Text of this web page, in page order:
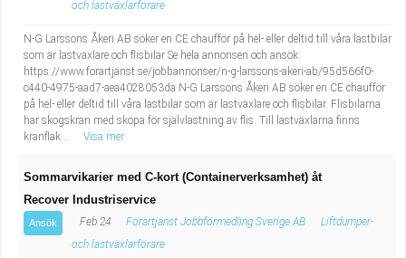
och lastväxlarförare
N-G Larssons Åkeri AB söker en CE chaufför på hel- eller deltid till våra lastbilar
som är lastväxlare och flisbilar Se hela annonsen och ansök:
https://www.forartjanst.se/jobbannonser/n-g-larssons-akeri-ab/95d566f0-
c440-4975-aad7-aea4028053da N-G Larssons Åkeri AB söker en CE chaufför
på hel- eller deltid till våra lastbilar som är lastväxlare och flisbilar. Flisbilarna
har skogskran med skopa för självlastning av flis. Till lastväxlarna finns
kranflak ...
Visa mer
Sommarvikarier med C-kort (Containerverksamhet) åt
Recover Industriservice
Ansök Feb 24 Förartjänst Jobbförmedling Sverige AB
Liftdumper-
och lastväxlarförare